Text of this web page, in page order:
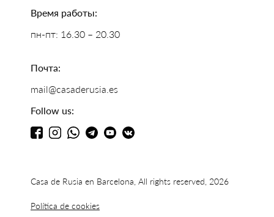
Время работы:
пн-пт: 16.30 – 20.30
Почта:
mail@casaderusia.es
Follow us:
Casa de Rusia en Barcelona, All rights reserved, 2026
Política de cookies